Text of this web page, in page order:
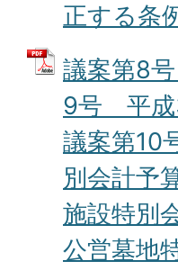
正する条
議案第8
9号 平成
議案第10
別会計予
施設特別
公営墓地